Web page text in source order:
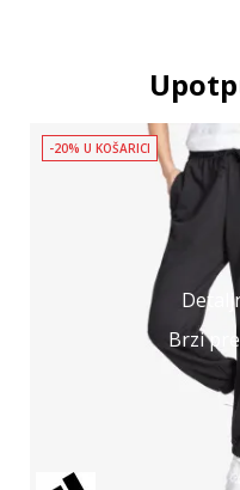
Brzi
-20% U KOŠARICI